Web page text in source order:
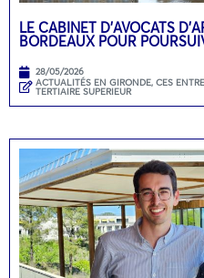
LE CABINET D’AVOCATS
BORDEAUX POUR
28/05/2026
ACTUALITÉS EN GIRONDE, CES
TERTIAIRE SUPERIEUR